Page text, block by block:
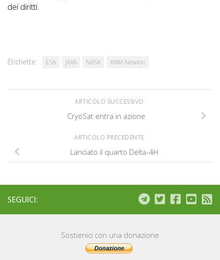
dei diritti.
Etichette: ESA JAXA NASA XMM-Newton
ARTICOLO SUCCESSIVO
CryoSat entra in azione
ARTICOLO PRECEDENTE
Lanciato il quarto Delta-4H
SEGUICI:
Sostienici con una donazione